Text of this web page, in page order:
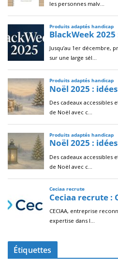
s
Étiquettes